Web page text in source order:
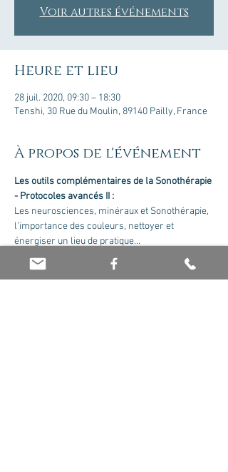
Voir autres événements
Heure et lieu
28 juil. 2020, 09:30 – 18:30
Tenshi, 30 Rue du Moulin, 89140 Pailly, France
À propos de l'événement
Les outils complémentaires de la Sonothérapie
- Protocoles avancés II :
Les neurosciences, minéraux et Sonothérapie,
l'importance des couleurs, nettoyer et
énergiser un lieu de pratique...
Formateur : Olivier Jaboin. Nous contacter
pour recevoir le cursus complet.